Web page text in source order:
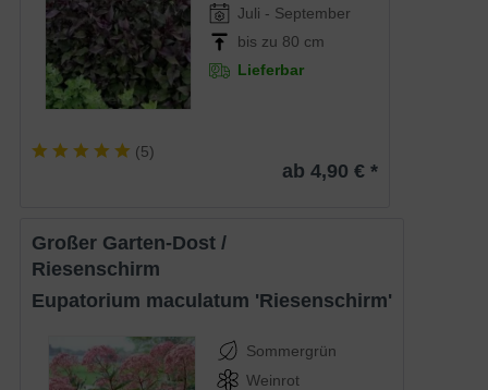
Juli - September
bis zu 80 cm
Lieferbar
(5)
ab 4,90 € *
Großer Garten-Dost /
Riesenschirm
Eupatorium maculatum 'Riesenschirm'
Sommergrün
Weinrot